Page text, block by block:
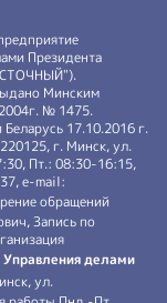
Президента
Минским
№ 1475.
17.10.2016 г.
г. Минск, ул.
Пт.: 08:30-16:15,
e-mail:
обращений
Запись по
делами
ул.